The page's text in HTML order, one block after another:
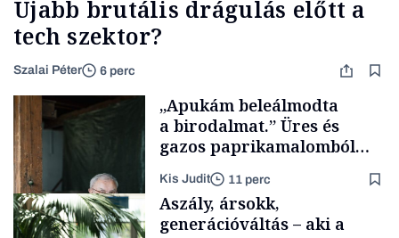
Újabb brutális drágulás előtt a
tech szektor?
Szalai Péter 6 perc
„Apukám beleálmodta
a birodalmat.” Üres és
gazos paprikamalomból
lett az igazi családi
fűszersztori
Kis Judit 11 perc
Aszály, ársokk,
generációváltás – aki a